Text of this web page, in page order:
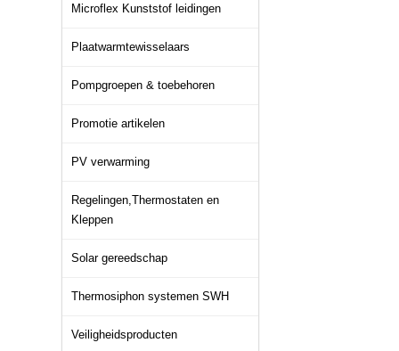
Microflex Kunststof leidingen
Plaatwarmtewisselaars
Pompgroepen & toebehoren
Promotie artikelen
PV verwarming
Regelingen,Thermostaten en
Kleppen
Solar gereedschap
Thermosiphon systemen SWH
Veiligheidsproducten